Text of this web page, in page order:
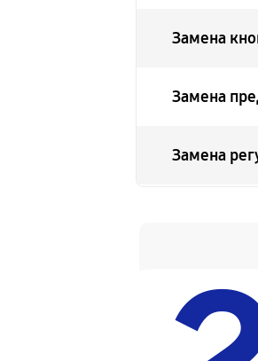
Замена
Замена
Замена